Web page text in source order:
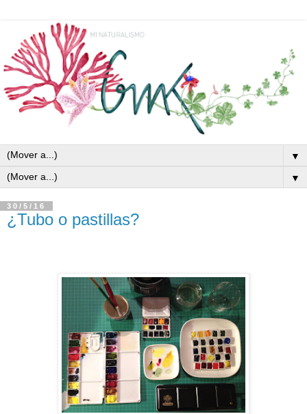
▼
▼
30/5/16
¿Tubo o pastillas?